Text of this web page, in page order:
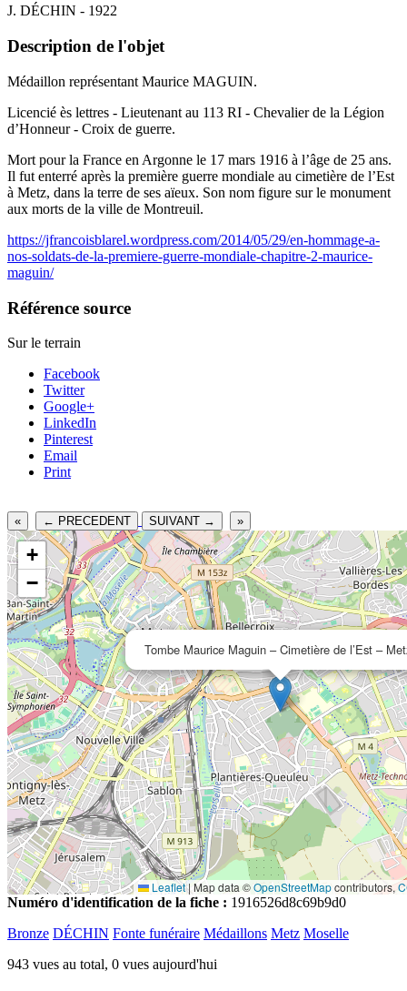
J. DÉCHIN - 1922
Description de l'objet
Médaillon représentant Maurice MAGUIN.
Licencié ès lettres - Lieutenant au 113 RI - Chevalier de la Légion
d’Honneur - Croix de guerre.
Mort pour la France en Argonne le 17 mars 1916 à l’âge de 25 ans.
Il fut enterré après la première guerre mondiale au cimetière de l’Est
à Metz, dans la terre de ses aïeux. Son nom figure sur le monument
aux morts de la ville de Montreuil.
https://jfrancoisblarel.wordpress.com/2014/05/29/en-hommage-a-
nos-soldats-de-la-premiere-guerre-mondiale-chapitre-2-maurice-
maguin/
Référence source
Sur le terrain
Facebook
Twitter
Google+
LinkedIn
Pinterest
Email
Print
« ← PRECEDENT SUIVANT → »
Tombe Maurice Maguin – Cimetière de l’Est –
+
−
Leaflet| Map data ©OpenStreetMapcontributors,
Numéro d'identification de la fiche : 1916526d8c69b9d0
Bronze DÉCHIN Fonte funéraire Médaillons Metz Moselle
943 vues au total, 0 vues aujourd'hui